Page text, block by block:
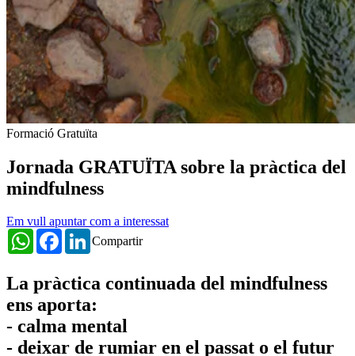
Formació Gratuïta
Jornada GRATUÏTA sobre la pràctica del
mindfulness
Em vull apuntar com a interessat
Compartir
WhatsAppFacebookLinkedIn
La pràctica continuada del mindfulness
ens aporta:
- calma mental
- deixar de rumiar en el passat o el futur